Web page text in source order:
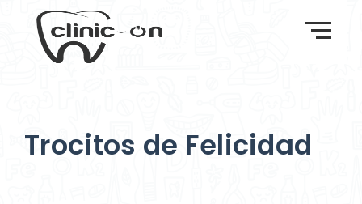
Trocitos de Felicidad